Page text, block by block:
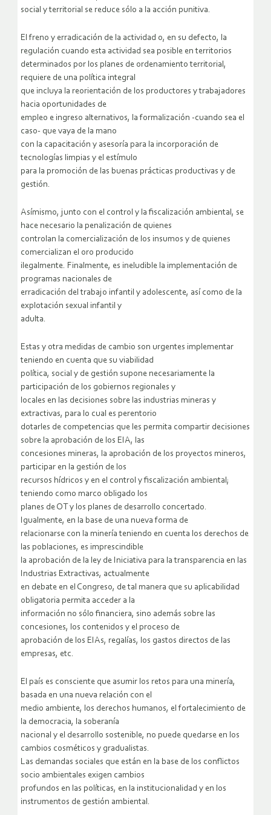
social y territorial se reduce sólo a la acción punitiva.
El freno y erradicación de la actividad o, en su defecto, la
regulación cuando esta actividad sea posible en territorios
determinados por los planes de ordenamiento territorial,
requiere de una política integral
que incluya la reorientación de los productores y trabajadores
hacia oportunidades de
empleo e ingreso alternativos, la formalización -cuando sea el
caso- que vaya de la mano
con la capacitación y asesoría para la incorporación de
tecnologías limpias y el estímulo
para la promoción de las buenas prácticas productivas y de
gestión.
Asímismo, junto con el control y la fiscalización ambiental, se
hace necesario la penalización de quienes
controlan la comercialización de los insumos y de quienes
comercializan el oro producido
ilegalmente. Finalmente, es ineludible la implementación de
programas nacionales de
erradicación del trabajo infantil y adolescente, así como de la
explotación sexual infantil y
adulta.
Estas y otra medidas de cambio son urgentes implementar
teniendo en cuenta que su viabilidad
política, social y de gestión supone necesariamente la
participación de los gobiernos regionales y
locales en las decisiones sobre las industrias mineras y
extractivas, para lo cual es perentorio
dotarles de competencias que les permita compartir decisiones
sobre la aprobación de los EIA, las
concesiones mineras, la aprobación de los proyectos mineros,
participar en la gestión de los
recursos hídricos y en el control y fiscalización ambiental;
teniendo como marco obligado los
planes de OT y los planes de desarrollo concertado.
Igualmente, en la base de una nueva forma de
relacionarse con la minería teniendo en cuenta los derechos de
las poblaciones, es imprescindible
la aprobación de la ley de Iniciativa para la transparencia en las
Industrias Extractivas, actualmente
en debate en el Congreso, de tal manera que su aplicabilidad
obligatoria permita acceder a la
información no sólo financiera, sino además sobre las
concesiones, los contenidos y el proceso de
aprobación de los EIAs, regalías, los gastos directos de las
empresas, etc.
El país es consciente que asumir los retos para una minería,
basada en una nueva relación con el
medio ambiente, los derechos humanos, el fortalecimiento de
la democracia, la soberanía
nacional y el desarrollo sostenible, no puede quedarse en los
cambios cosméticos y gradualistas.
Las demandas sociales que están en la base de los conflictos
socio ambientales exigen cambios
profundos en las políticas, en la institucionalidad y en los
instrumentos de gestión ambiental.